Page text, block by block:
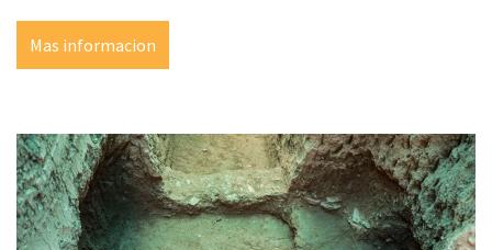
Mas informacion